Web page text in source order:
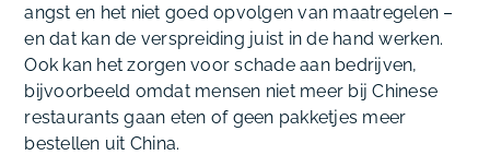
angst en het niet goed opvolgen van maatregelen –
en dat kan de verspreiding juist in de hand werken.
Ook kan het zorgen voor schade aan bedrijven,
bijvoorbeeld omdat mensen niet meer bij Chinese
restaurants gaan eten of geen pakketjes meer
bestellen uit China.